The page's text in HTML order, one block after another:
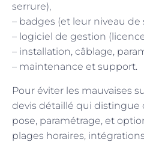
serrure),
– badges (et leur niveau de
– logiciel de gestion
– installation, câblage,
– maintenance et support.
Pour éviter les mauvaises
devis détaillé qui distingue
pose, paramétrage, et
plages horaires,